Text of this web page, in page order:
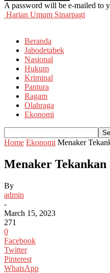
A password will be e-mailed to
Harian Umum Sinarpagi
Beranda
Jabodetabek
Nasional
Hukum
Kriminal
Pantura
Ragam
Olahraga
Ekonomi
Home Ekonomi Menaker
Menaker Tekankan
By
admin
-
March 15, 2023
271
0
Facebook
Twitter
Pinterest
WhatsApp